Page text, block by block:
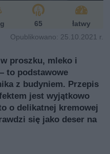
65
łatwy
Opublikowano: 25.10.2021 r.
proszku, mleko i
to podstawowe
z budyniem. Przepis
jest wyjątkowo
o delikatnej kremowej
się jako deser na